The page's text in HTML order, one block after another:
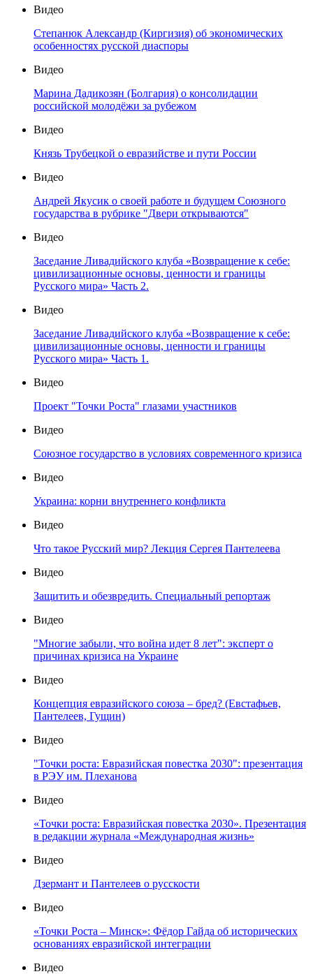
Видео
Степанюк Александр (Киргизия) об экономических
особенностях русской диаспоры
Видео
Марина Дадикозян (Болгария) о консолидации
российской молодёжи за рубежом
Видео
Князь Трубецкой о евразийстве и пути России
Видео
Андрей Якусик о своей работе и будущем Союзного
государства в рубрике "Двери открываются"
Видео
Заседание Ливадийского клуба «Возвращение к себе:
цивилизационные основы, ценности и границы
Русского мира» Часть 2.
Видео
Заседание Ливадийского клуба «Возвращение к себе:
цивилизационные основы, ценности и границы
Русского мира» Часть 1.
Видео
Проект "Точки Роста" глазами участников
Видео
Союзное государство в условиях современного кризиса
Видео
Украина: корни внутреннего конфликта
Видео
Что такое Русский мир? Лекция Сергея Пантелеева
Видео
Защитить и обезвредить. Специальный репортаж
Видео
"Многие забыли, что война идет 8 лет": эксперт о
причинах кризиса на Украине
Видео
Концепция евразийского союза – бред? (Евстафьев,
Пантелеев, Гущин)
Видео
"Точки роста: Евразийская повестка 2030": презентация
в РЭУ им. Плеханова
Видео
«Точки роста: Евразийская повестка 2030». Презентация
в редакции журнала «Международная жизнь»
Видео
Дзермант и Пантелеев о русскости
Видео
«Точки Роста – Минск»: Фёдор Гайда об исторических
основаниях евразийской интеграции
Видео